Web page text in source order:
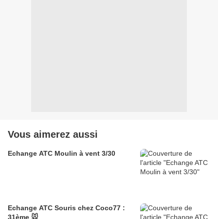
Vous aimerez aussi
Echange ATC Moulin à vent 3/30
Echange ATC Souris chez Coco77 :
31ème 🐭